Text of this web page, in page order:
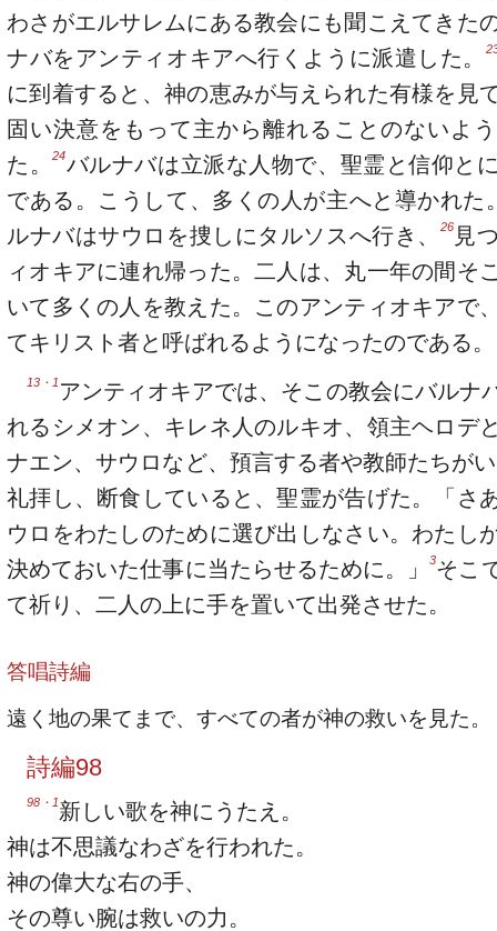
わさがエルサレムにある教会にも聞こえてきた
ナバをアンティオキアへ行くように派遣した。
に到着すると、神の恵みが与えられた有様を見
固い決意をもって主から離れることのないよ
た。24バルナバは立派な人物で、聖霊と信仰と
である。こうして、多くの人が主へと導かれた
ルナバはサウロを捜しにタルソスへ行き、
26見
ィオキアに連れ帰った。二人は、丸一年の間そ
いて多くの人を教えた。このアンティオキアで
てキリスト者と呼ばれるようになったのである。
13・1 アンティオキアでは、そこの教会にバルナ
れるシメオン、キレネ人のルキオ、領主ヘロデ
ナエン、サウロなど、預言する者や教師たちが
礼拝し、断食していると、聖霊が告げた。「さ
ウロをわたしのために選び出しなさい。わたし
決めておいた仕事に当たらせるために。」3そこ
て祈り、二人の上に手を置いて出発させた。
答唱詩編
遠く地の果てまで、すべての者が神の救いを見た。
詩編98
98・1新しい歌を神にうたえ。
神は不思議なわざを行われた。
神の偉大な右の手、
その尊い腕は救いの力。